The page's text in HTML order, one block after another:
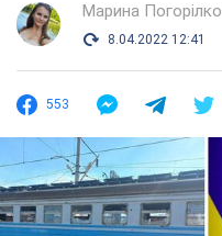
Марина Погорілко
8.04.2022 12:41
553